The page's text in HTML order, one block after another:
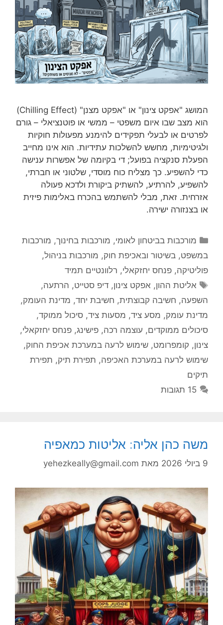
המושג "אפקט צינון" או "אפקט מצנן" (Chilling Effect)
הוא מצב שבו איום משפטי – ממשי או פוטנציאלי – גורם
לפרטים או לבעלי תפקידים להימנע מפעולות חוקיות
ולגיטימיות, מחשש להשלכות עתידיות. הוא אינו מחייב
הפעלת סנקציה בפועל; די בקיומה של אפשרות ענישה
כדי להשפיע. כך מצליח כוח מוסדי, שלטוני או חברתי,
להשפיע, להרתיע, להשתיק ביקורת ולדכא פעולה
אזרחית. זאת, מבלי להשתמש בהכרח באלימות פיזית
או בצנזורה ישירה.
קטגוריות
מורכבות בביטחון לאומי, מורכבות בחינוך, מורכבות
במשפט, בשיטור ובאכיפת חוק, מורכבות בניהול,
פוליטיקה, פנחס יחזקאלי, רלוונטיים תמיד
תגיות
אליטת ההון, אפקט צינון,דיפ סטייט, הרתעה,
השפעה, חשיבה קבוצתית, חשיבת יחד, מדינת העומק,
מדינת עומק, מסע ציד, מסעות ציד, סיכול ממוקד,
סיכולים ממוקדים, עוצמה רכה, פישינג, פנחס יחזקאלי,
צינון, קומפרומט, שימוש לרעה במערכת אכיפת החוק,
שימוש לרעה במערכת האכיפה, תפירת תיק, תפירת
תיקים
15 תגובות
משה כהן אליה: אליטות כמאפיה
9 ביולי 2026 מאת yehezkeally@gmail.com